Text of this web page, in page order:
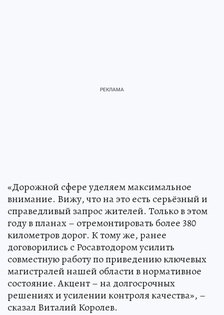
«Дорожной сфере уделяем максимальное
внимание. Вижу, что на это есть серьёзный и
справедливый запрос жителей. Только в этом
году в планах – отремонтировать более 380
километров дорог. К тому же, ранее
договорились с Росавтодором усилить
совместную работу по приведению ключевых
магистралей нашей области в нормативное
состояние. Акцент – на долгосрочных
решениях и усилении контроля качества», –
сказал Виталий Королев.